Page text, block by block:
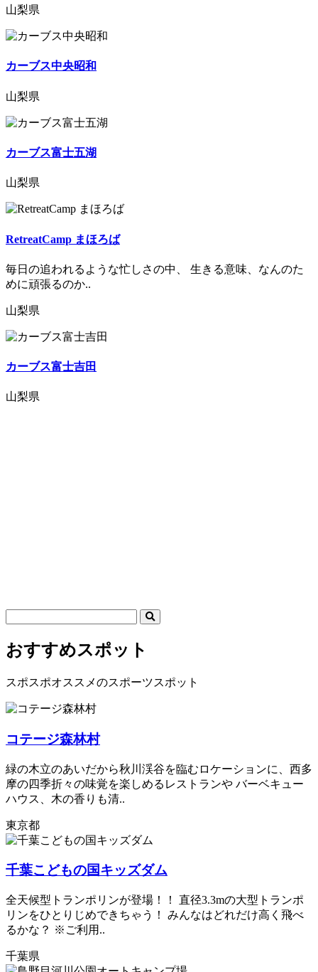
山梨県
カーブス中央昭和
山梨県
カーブス富士五湖
山梨県
RetreatCamp まほろば
毎日の追われるような忙しさの中、 生きる意味、なんのた
めに頑張るのか..
山梨県
カーブス富士吉田
山梨県
おすすめスポット
スポスポオススメのスポーツスポット
コテージ森林村
緑の木立のあいだから秋川渓谷を臨むロケーションに、西多
摩の四季折々の味覚を楽しめるレストランや バーベキュー
ハウス、木の香りも清..
東京都
千葉こどもの国キッズダム
全天候型トランポリンが登場！！ 直径3.3mの大型トランポ
リンをひとりじめできちゃう！ みんなはどれだけ高く飛べ
るかな？ ※ご利用..
千葉県